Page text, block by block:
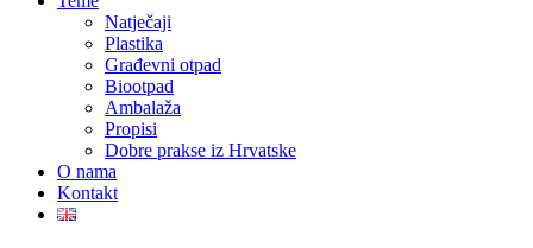
Natječaji
Plastika
Građevni otpad
Biootpad
Ambalaža
Propisi
Dobre prakse iz Hrvatske
O nama
Kontakt